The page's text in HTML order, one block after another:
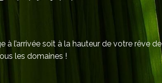
l’arrivée soit à la hauteur de votre rêve de
les domaines !